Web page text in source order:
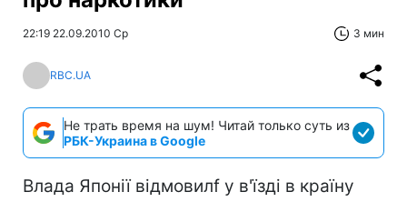
22:19 22.09.2010 Ср 3 мин
RBC.UA
Не трать время на шум! Читай только суть из
РБК-Украина в Google
Влада Японії відмовилf у в'їзді в країну